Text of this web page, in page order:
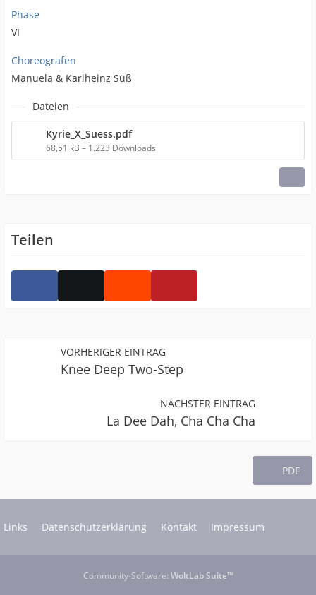
Phase
VI
Choreografen
Manuela & Karlheinz Süß
Dateien
Kyrie_X_Suess.pdf
68,51 kB – 1.223 Downloads
Teilen
VORHERIGER EINTRAG
Knee Deep Two-Step
NÄCHSTER EINTRAG
La Dee Dah, Cha Cha Cha
PDF
Links Datenschutzerklärung Kontakt Impressum
Community-Software: WoltLab Suite™